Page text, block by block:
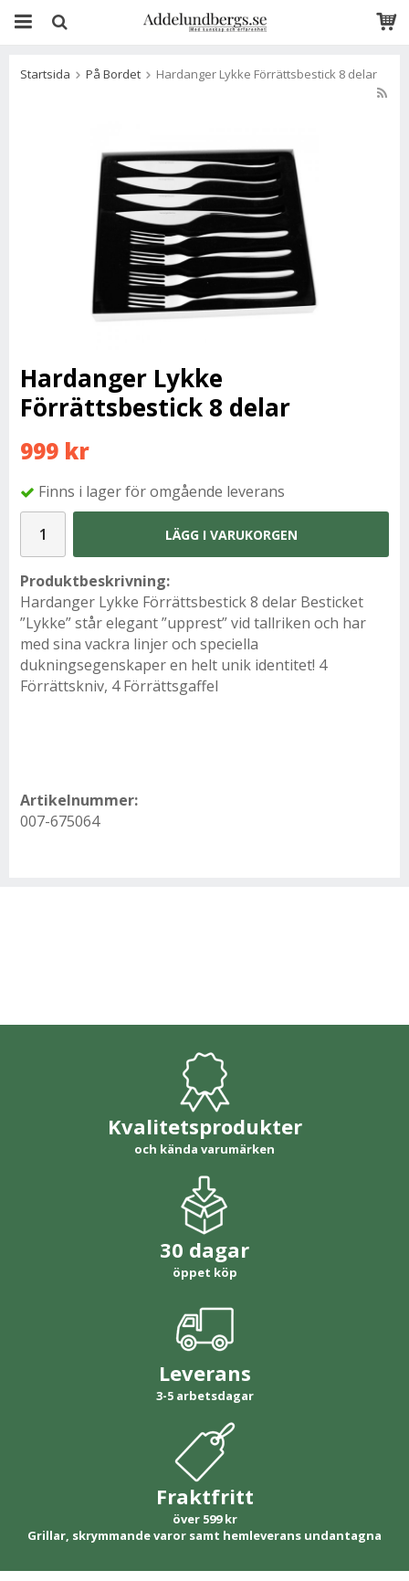
Startsida På Bordet Hardanger Lykke Förrättsbestick 8 delar
Hardanger Lykke
Förrättsbestick 8 delar
999 kr
Finns i lager för omgående leverans
LÄGG I VARUKORGEN
Produktbeskrivning:
Hardanger Lykke Förrättsbestick 8 delar Besticket
”Lykke” står elegant ”upprest” vid tallriken och har
med sina vackra linjer och speciella
dukningsegenskaper en helt unik identitet! 4
Förrättskniv, 4 Förrättsgaffel
Artikelnummer:
007-675064
Kvalitetsprodukter
och kända varumärken
30 dagar
öppet köp
Leverans
3-5 arbetsdagar
Fraktfritt
över 599 kr
Grillar, skrymmande varor samt hemleverans undantagna